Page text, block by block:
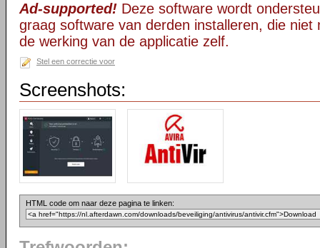
Ad-supported! Deze software wordt
graag software van derden installeren, die niet
de werking van de applicatie zelf.
Stel een correctie voor
Screenshots:
HTML code om naar deze pagina te linken: